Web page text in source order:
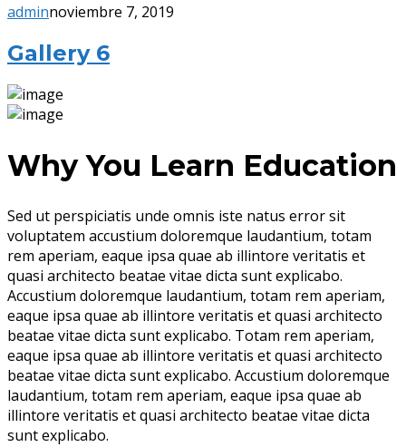
adminnoviembre 7, 2019
Gallery 6
Why You Learn Education
Sed ut perspiciatis unde omnis iste natus error sit
voluptatem accustium doloremque laudantium, totam
rem aperiam, eaque ipsa quae ab illintore veritatis et
quasi architecto beatae vitae dicta sunt explicabo.
Accustium doloremque laudantium, totam rem aperiam,
eaque ipsa quae ab illintore veritatis et quasi architecto
beatae vitae dicta sunt explicabo. Totam rem aperiam,
eaque ipsa quae ab illintore veritatis et quasi architecto
beatae vitae dicta sunt explicabo. Accustium doloremque
laudantium, totam rem aperiam, eaque ipsa quae ab
illintore veritatis et quasi architecto beatae vitae dicta
sunt explicabo.